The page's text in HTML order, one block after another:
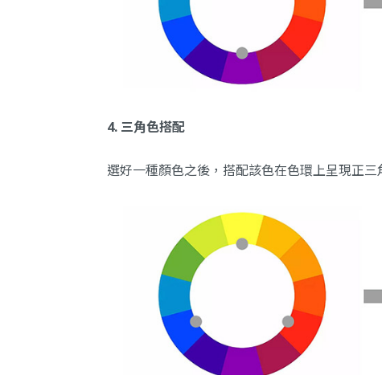
4. 三角色搭配
選好一種顏色之後，搭配該色在色環上呈現正